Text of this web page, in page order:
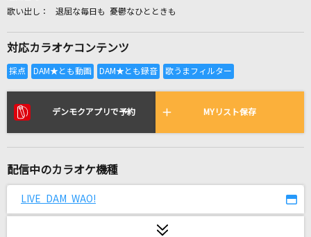
全国りれき
リアルタイムで歌われている曲の一覧
[生音]君がいるだけで
退屈な毎日も 憂鬱なひとときも
対応カラオケコンテンツ
デンモクアプリで予約 MYリスト保存
配信中のカラオケ機種
LIVE DAM WAO!